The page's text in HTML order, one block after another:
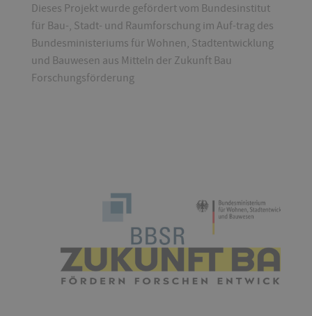
Dieses Projekt wurde gefördert vom Bundesinstitut
für Bau-, Stadt- und Raumforschung im Auf-trag des
Bundesministeriums für Wohnen, Stadtentwicklung
und Bauwesen aus Mitteln der Zukunft Bau
Forschungsförderung